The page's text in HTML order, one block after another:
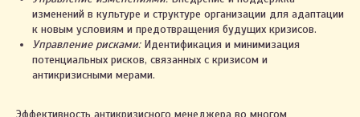
изменений в культуре и структуре организации для адаптации
к новым условиям и предотвращения будущих кризисов.
Управление рисками:Идентификация и минимизация
потенциальных рисков, связанных с кризисом и
антикризисными мерами.
Эффективность антикризисного менеджера во многом